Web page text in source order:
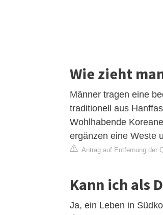
Wie zieht
Männer tragen eine
traditionell aus
Wohlhabende
ergänzen eine Weste
Antrag auf Entfernung der
Kann ich als
Ja, ein Leben in